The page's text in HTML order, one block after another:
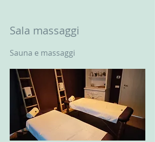
Sala massaggi
Sauna e massaggi